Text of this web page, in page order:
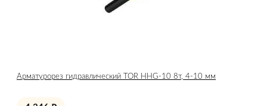
Арматурорез гидравлический TOR HHG-10 8т, 4-10 мм